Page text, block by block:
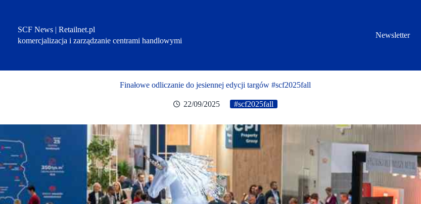
SCF News | Retailnet.pl
komercjalizacja i zarządzanie centrami handlowymi
Newsletter
Finałowe odliczanie do jesiennej edycji targów #scf2025fall
22/09/2025 #scf2025fall